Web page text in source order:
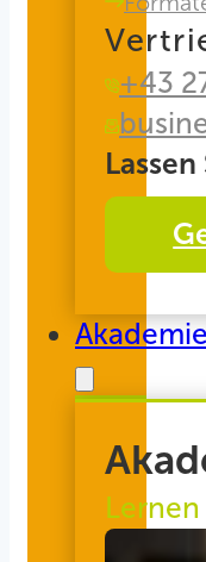
+43
Akademie